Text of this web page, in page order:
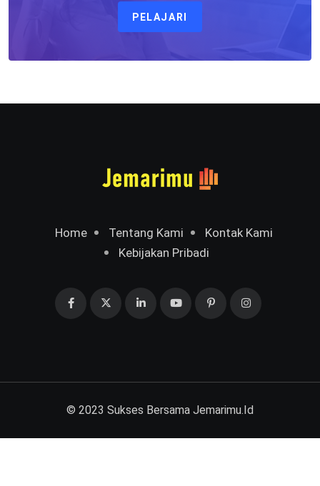
PELAJARI
Home Tentang Kami
Kontak Kami
Kebijakan Pribadi
© 2023 Sukses Bersama Jemarimu.Id